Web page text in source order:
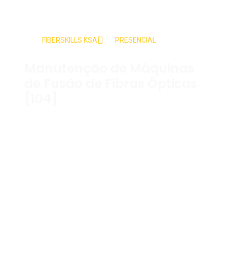
FIBERSKILLS KSA PRESENCIAL